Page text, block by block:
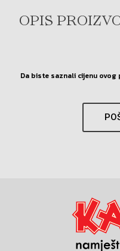
OPIS
Da biste saznali cijenu